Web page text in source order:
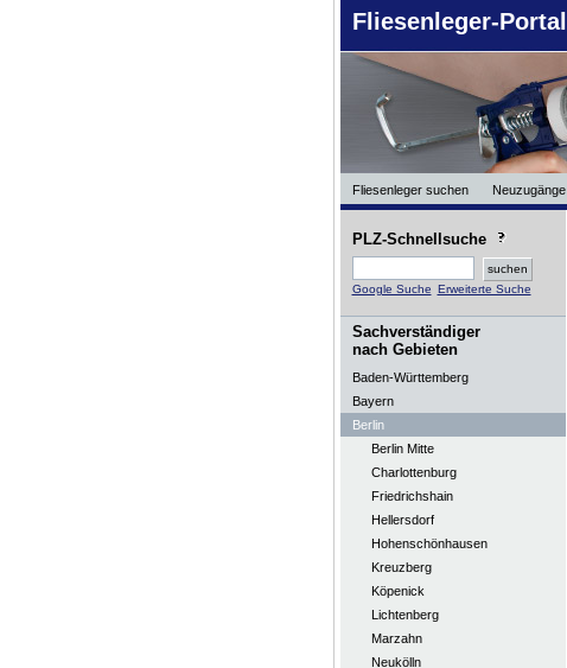
Fliesenleger-Portal
Fliesenleger suchen Neuzugänge
PLZ-Schnellsuche
Google Suche Erweiterte Suche
Sachverständiger
nach Gebieten
Baden-Württemberg
Bayern
Berlin
Berlin Mitte
Charlottenburg
Friedrichshain
Hellersdorf
Hohenschönhausen
Kreuzberg
Köpenick
Lichtenberg
Marzahn
Neukölln